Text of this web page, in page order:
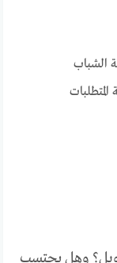
الشباب
وهل يحتسب